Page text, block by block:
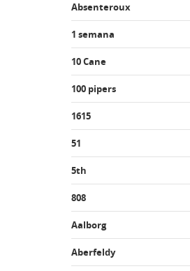
Absenteroux
1 semana
10 Cane
100 pipers
1615
51
5th
808
Aalborg
Aberfeldy